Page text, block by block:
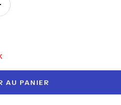
AU PANIER